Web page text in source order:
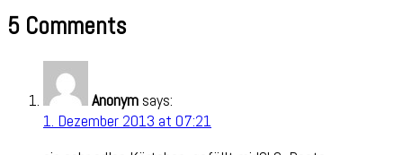
5 Comments
Anonym says:
1. Dezember 2013 at 07:21